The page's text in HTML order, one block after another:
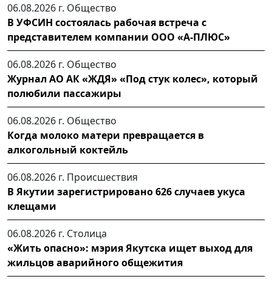
06.08.2026 г. Общество
В УФСИН состоялась рабочая встреча с
представителем компании ООО «А-ПЛЮС»
06.08.2026 г. Общество
Журнал АО АК «ЖДЯ» «Под стук колес», который
полюбили пассажиры
06.08.2026 г. Общество
Когда молоко матери превращается в
алкогольный коктейль
06.08.2026 г. Происшествия
В Якутии зарегистрировано 626 случаев укуса
клещами
06.08.2026 г. Столица
«Жить опасно»: мэрия Якутска ищет выход для
жильцов аварийного общежития